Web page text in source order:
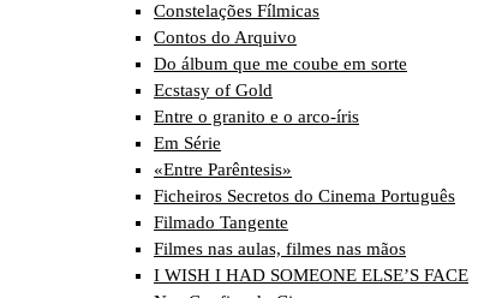
Constelações Fílmicas
Contos do Arquivo
Do álbum que me coube em sorte
Ecstasy of Gold
Entre o granito e o arco-íris
Em Série
«Entre Parêntesis»
Ficheiros Secretos do Cinema Português
Filmado Tangente
Filmes nas aulas, filmes nas mãos
I WISH I HAD SOMEONE ELSE’S FACE